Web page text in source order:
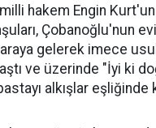
hakem Engin
Çobanoğlu'nun
gelerek imece
ve üzerinde "İyi ki
alkışlar eşliğinde